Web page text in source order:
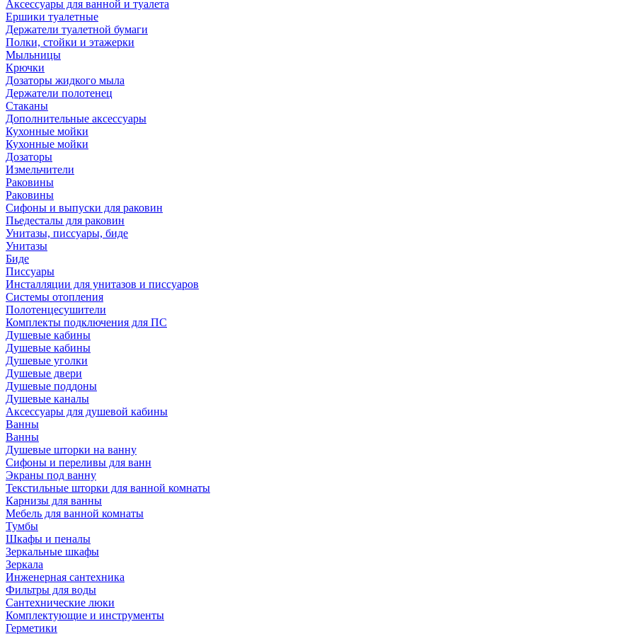
Аксессуары для ванной и туалета
Ершики туалетные
Держатели туалетной бумаги
Полки, стойки и этажерки
Мыльницы
Крючки
Дозаторы жидкого мыла
Держатели полотенец
Стаканы
Дополнительные аксессуары
Кухонные мойки
Кухонные мойки
Дозаторы
Измельчители
Раковины
Раковины
Сифоны и выпуски для раковин
Пьедесталы для раковин
Унитазы, писсуары, биде
Унитазы
Биде
Писсуары
Инсталляции для унитазов и писсуаров
Системы отопления
Полотенцесушители
Комплекты подключения для ПС
Душевые кабины
Душевые кабины
Душевые уголки
Душевые двери
Душевые поддоны
Душевые каналы
Аксессуары для душевой кабины
Ванны
Ванны
Душевые шторки на ванну
Сифоны и переливы для ванн
Экраны под ванну
Текстильные шторки для ванной комнаты
Карнизы для ванны
Мебель для ванной комнаты
Тумбы
Шкафы и пеналы
Зеркальные шкафы
Зеркала
Инженерная сантехника
Фильтры для воды
Сантехнические люки
Комплектующие и инструменты
Герметики